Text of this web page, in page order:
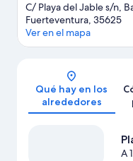
C/ Playa del Jable s/n,
Fuerteventura, 35625
Ver en el mapa
Qué hay en los
alrededores
A